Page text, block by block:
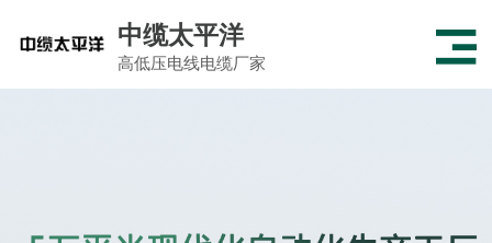
中缆太平洋
高低压电线电缆厂家